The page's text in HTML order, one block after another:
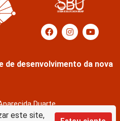
este site,
de desenvolvimento da nova
Duarte
Vinícius de Jesus Almeida